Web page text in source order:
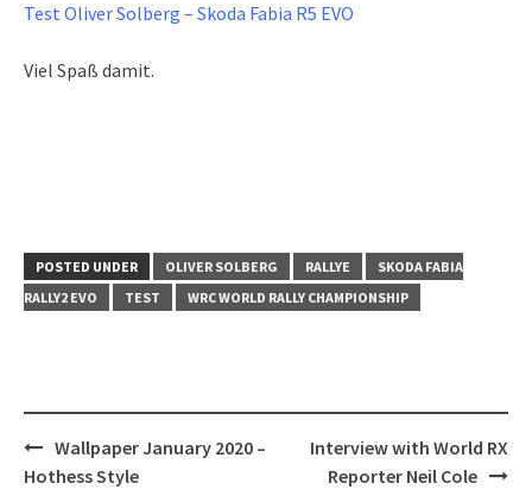
Test Oliver Solberg – Skoda Fabia R5 EVO
Viel Spaß damit.
POSTED UNDER OLIVER SOLBERG RALLYE
SKODA FABIA
RALLY2 EVO
TEST WRC WORLD RALLY CHAMPIONSHIP
Post
navigation
Wallpaper January 2020 –
Hothess Style
Interview with World RX
Reporter Neil Cole